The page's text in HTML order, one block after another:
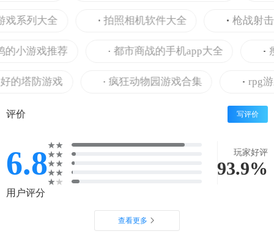
系列大全 拍照相机软件大全 枪战射击
游戏推荐 都市商战的手机app大全 瘦
塔防游戏 疯狂动物园游戏合集 rpg游
评价 写评价
6.8 玩家好评
93.9%
用户评分
查看更多